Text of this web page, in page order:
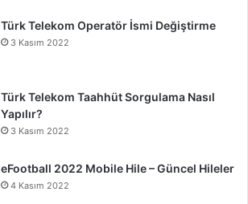
Türk Telekom Operatör İsmi Değiştirme
3 Kasım 2022
Türk Telekom Taahhüt Sorgulama Nasıl
Yapılır?
3 Kasım 2022
eFootball 2022 Mobile Hile – Güncel Hileler
4 Kasım 2022